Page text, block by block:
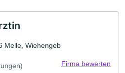
Melle, Wiehengeb
Firma bewerten